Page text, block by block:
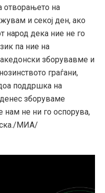
отворањето на
и секој ден, ако
народ дека ние не го
па ние на
зборувавме и
граѓани,
поддршка на
зборуваме
нам не ни го оспорува,
МИА/